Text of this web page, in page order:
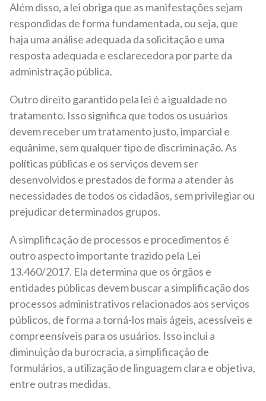
Além disso, a lei obriga que as manifestações sejam
respondidas de forma fundamentada, ou seja, que
haja uma análise adequada da solicitação e uma
resposta adequada e esclarecedora por parte da
administração pública.
Outro direito garantido pela lei é a igualdade no
tratamento. Isso significa que todos os usuários
devem receber um tratamento justo, imparcial e
equânime, sem qualquer tipo de discriminação. As
políticas públicas e os serviços devem ser
desenvolvidos e prestados de forma a atender às
necessidades de todos os cidadãos, sem privilegiar ou
prejudicar determinados grupos.
A simplificação de processos e procedimentos é
outro aspecto importante trazido pela Lei
13.460/2017. Ela determina que os órgãos e
entidades públicas devem buscar a simplificação dos
processos administrativos relacionados aos serviços
públicos, de forma a torná-los mais ágeis, acessíveis e
compreensíveis para os usuários. Isso inclui a
diminuição da burocracia, a simplificação de
formulários, a utilização de linguagem clara e objetiva,
entre outras medidas.